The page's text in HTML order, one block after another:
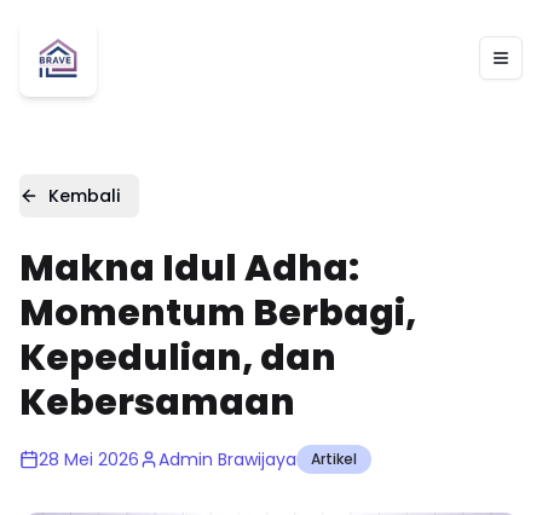
Kembali
Makna Idul Adha:
Momentum Berbagi,
Kepedulian, dan
Kebersamaan
28 Mei 2026 Admin Brawijaya Artikel